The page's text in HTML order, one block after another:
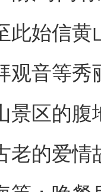
此始信
观音等
景区的
老的爱